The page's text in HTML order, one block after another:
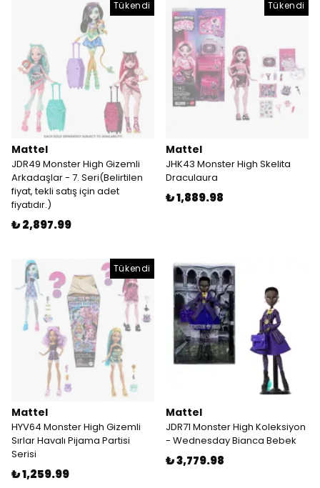
Tükendi
Mattel
JDR49 Monster High Gizemli
Arkadaşlar - 7. Seri(Belirtilen
fiyat, tekli satış için adet
fiyatıdır.)
₺ 2,897.99
Tükendi
Mattel
JHK43 Monster High Skelita
Draculaura
₺ 1,889.98
Tükendi
Mattel
HYV64 Monster High Gizemli
Sırlar Havalı Pijama Partisi
Serisi
₺ 1,259.99
Mattel
JDR71 Monster High Koleksiyon
- Wednesday Bianca Bebek
₺ 3,779.98